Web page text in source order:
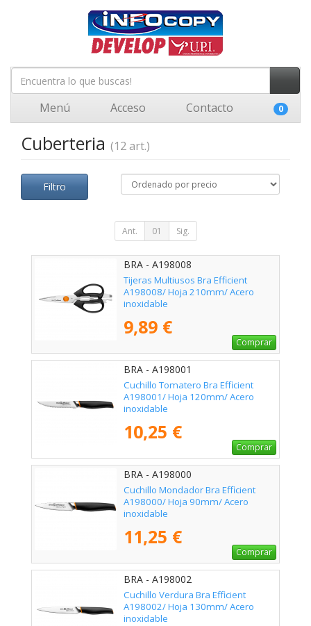
Menú Acceso Contacto 0
Cuberteria (12 art.)
Filtro
Ant. 01 Sig.
BRA - A198008
Tijeras Multiusos Bra Efficient
A198008/ Hoja 210mm/ Acero
inoxidable
9,89 €
Comprar
BRA - A198001
Cuchillo Tomatero Bra Efficient
A198001/ Hoja 120mm/ Acero
inoxidable
10,25 €
Comprar
BRA - A198000
Cuchillo Mondador Bra Efficient
A198000/ Hoja 90mm/ Acero
inoxidable
11,25 €
Comprar
BRA - A198002
Cuchillo Verdura Bra Efficient
A198002/ Hoja 130mm/ Acero
inoxidable